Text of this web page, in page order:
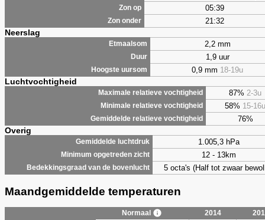
Zon op 05:39
Zon onder 21:32
Neerslag
Etmaalsom 2,2 mm
Duur 1,9 uur
Hoogste uursom 0,9 mm 18-19u
Luchtvochtigheid
Maximale relatieve vochtigheid 87% 2-3u
Minimale relatieve vochtigheid 58% 15-16u
Gemiddelde relatieve vochtigheid 76%
Overig
Gemiddelde luchtdruk 1.005,3 hPa
Minimum opgetreden zicht 12 - 13km
Bedekkingsgraad van de bovenlucht 5 octa's (Half tot zwaar
Maandgemiddelde temperaturen
Normaal 2014